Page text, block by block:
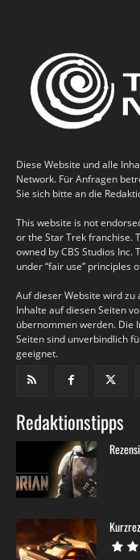
Diese Website und alle
Network. Für Anfragen
Sie sich bitte an die
This website is not
or the Star Trek franchise.
owned by CBS Studios
under “fair use” principles
Auf dieser Website wird zu
Inhalte auf diesen Seiten
übernommen werden. Die
Seiten sind unverbindlich
geeignet.
Redaktionstipps